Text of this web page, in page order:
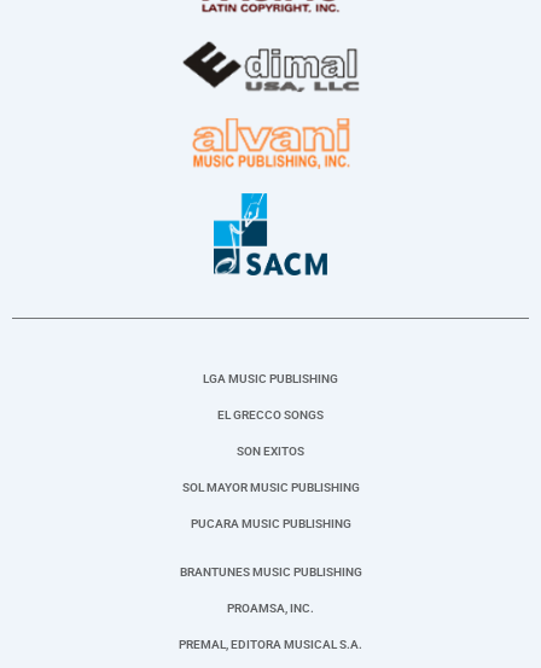
LGA MUSIC PUBLISHING
EL GRECCO SONGS
SON EXITOS
SOL MAYOR MUSIC PUBLISHING
PUCARA MUSIC PUBLISHING
BRANTUNES MUSIC PUBLISHING
PROAMSA, INC.
PREMAL, EDITORA MUSICAL S.A.